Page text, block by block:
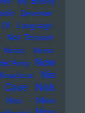
Deventer
Language
Neil Tennant
Nemo
Nena
Army New
Newcleus
Nia
Cave
Nick
Nico
Nikko